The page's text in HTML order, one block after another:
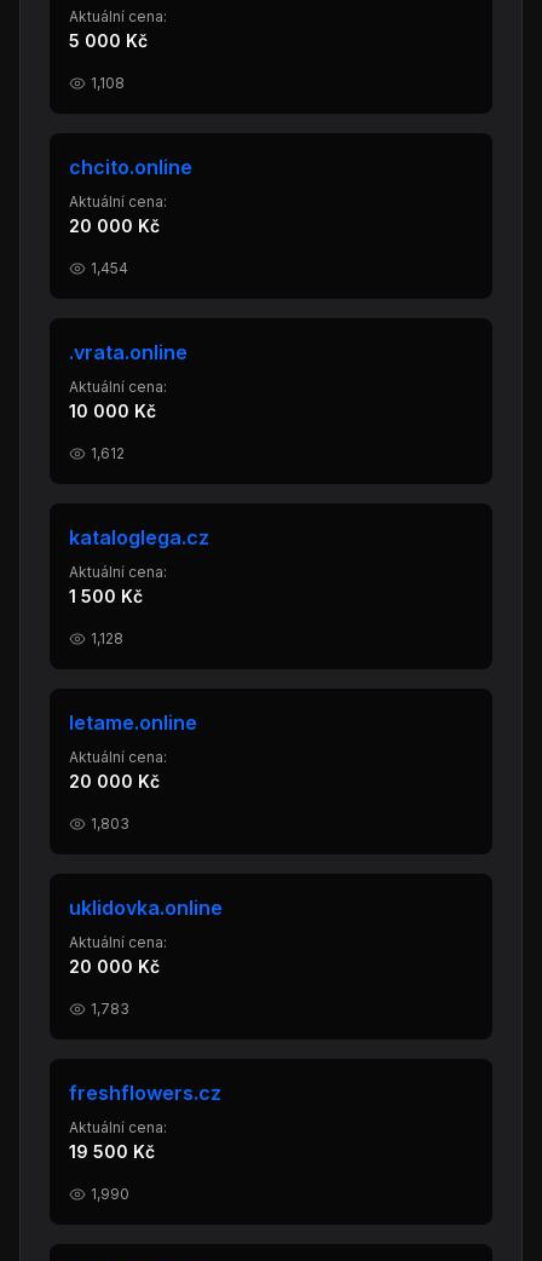
Aktuální cena:
5 000 Kč
1,108
chcito.online
Aktuální cena:
20 000 Kč
1,454
.vrata.online
Aktuální cena:
10 000 Kč
1,612
kataloglega.cz
Aktuální cena:
1 500 Kč
1,128
letame.online
Aktuální cena:
20 000 Kč
1,803
uklidovka.online
Aktuální cena:
20 000 Kč
1,783
freshflowers.cz
Aktuální cena:
19 500 Kč
1,990